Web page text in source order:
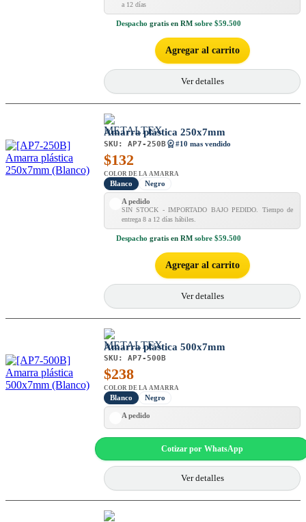
a 12 días
Despacho gratis en RM sobre $59.500
Agregar al carrito
Ver detalles
Amarra plástica 250x7mm
SKU: AP7-250B #10 mas vendido
$132
COLOR DE LA AMARRA
Blanco Negro
A pedido
SIN STOCK - IMPORTADO BAJO PEDIDO. Tiempo de
entrega 8 a 12 días hábiles.
Despacho gratis en RM sobre $59.500
Agregar al carrito
Ver detalles
Amarra plástica 500x7mm
SKU: AP7-500B
$238
COLOR DE LA AMARRA
Blanco Negro
A pedido
Cotizar por WhatsApp
Ver detalles